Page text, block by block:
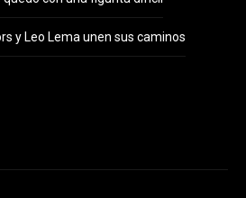
y Leo Lema unen sus caminos